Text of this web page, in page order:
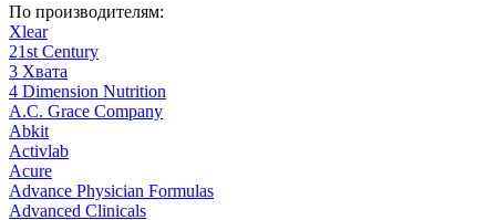
По производителям:
Xlear
21st Century
3 Хвата
4 Dimension Nutrition
A.C. Grace Company
Abkit
Activlab
Acure
Advance Physician Formulas
Advanced Clinicals